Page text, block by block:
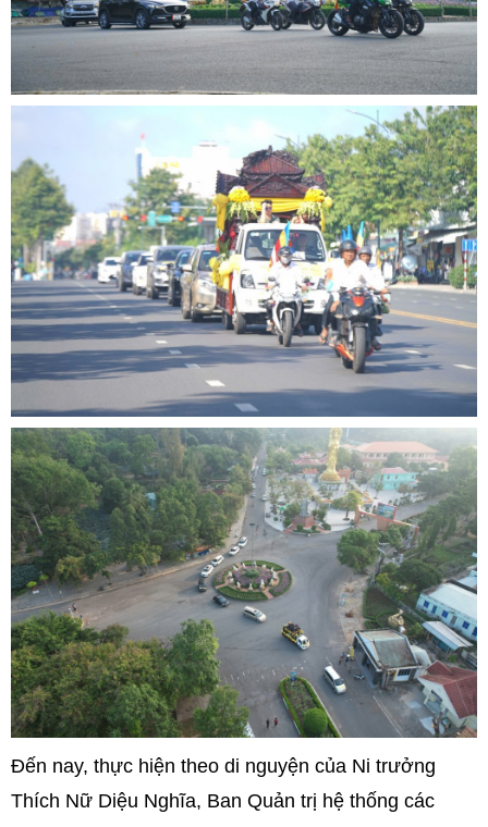
Đến nay, thực hiện theo di nguyện của Ni trưởng
Thích Nữ Diệu Nghĩa, Ban Quản trị hệ thống các